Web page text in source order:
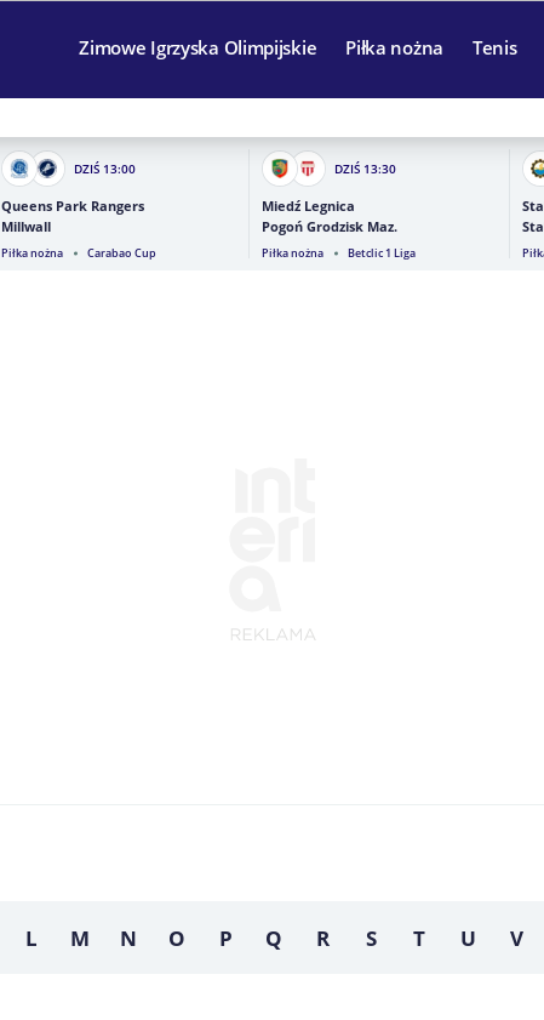
Zimowe Igrzyska Olimpijskie Piłka nożna Tenis
DZIŚ 13:00
Queens Park Rangers
Millwall
Piłka nożna Carabao Cup
DZIŚ 13:30
Miedź Legnica
Pogoń Grodzisk Maz.
Piłka nożna Betclic 1 Liga
L M N O P Q R S T U V